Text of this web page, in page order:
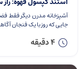
آشپزخانه مدرن دیگر فقط
جایی که روز با یک فنجان
4 دقیقه